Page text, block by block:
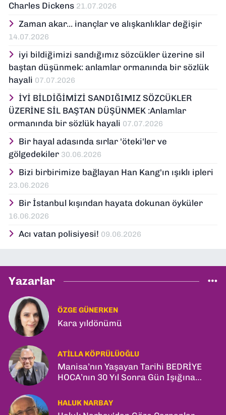
Charles Dickens 21.07.2026
Zaman akar... inançlar ve alışkanlıklar değişir
14.07.2026
iyi bildiğimizi sandığımız sözcükler üzerine sil
baştan düşünmek: anlamlar ormanında bir sözlük
hayali 07.07.2026
İYİ BİLDİĞİMİZİ SANDIĞIMIZ SÖZCÜKLER
ÜZERİNE SİL BAŞTAN DÜŞÜNMEK :Anlamlar
ormanında bir sözlük hayali 07.07.2026
Bir hayal adasında sırlar 'öteki'ler ve
gölgedekiler 30.06.2026
Bizi birbirimize bağlayan Han Kang'ın ışıklı ipleri
23.06.2026
Bir İstanbul kışından hayata dokunan öyküler
16.06.2026
Acı vatan polisiyesi! 09.06.2026
Yazarlar
ÖZGE GÜNERKEN
Kara yıldönümü
ATILLA KÖPRÜLÜOĞLU
Manisa’nın Yaşayan Tarihi BEDRİYE
HOCA’nın 30 Yıl Sonra Gün Işığına
HALUK NARBAY